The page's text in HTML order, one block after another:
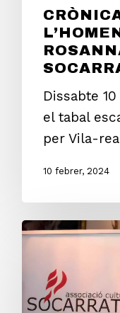
Dissabte
el tabal
per Vila-
10 febrer, 2024